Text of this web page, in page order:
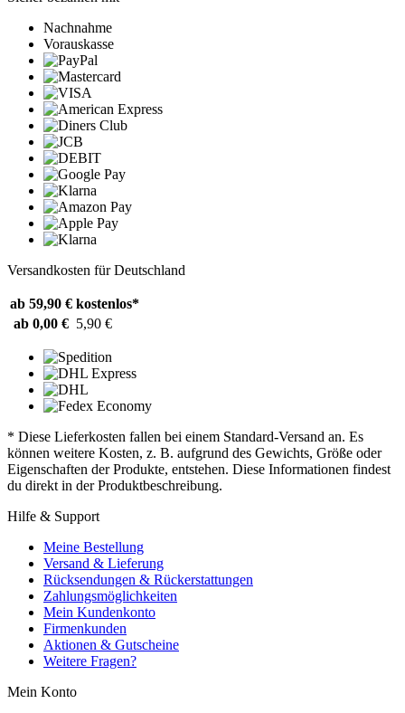
Nachnahme
Vorauskasse
Versandkosten für Deutschland
ab 59,90 € kostenlos*
ab 0,00 € 5,90 €
* Diese Lieferkosten fallen bei einem Standard-Versand an. Es
können weitere Kosten, z. B. aufgrund des Gewichts, Größe oder
Eigenschaften der Produkte, entstehen. Diese Informationen findest
du direkt in der Produktbeschreibung.
Hilfe & Support
Meine Bestellung
Versand & Lieferung
Rücksendungen & Rückerstattungen
Zahlungsmöglichkeiten
Mein Kundenkonto
Firmenkunden
Aktionen & Gutscheine
Weitere Fragen?
Mein Konto